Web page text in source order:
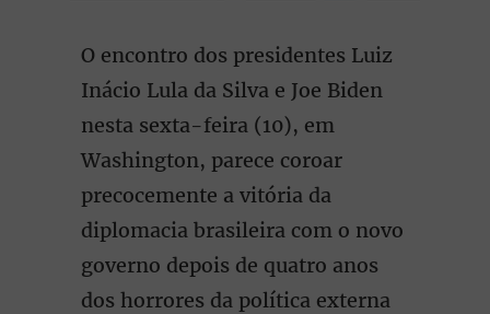
O encontro dos presidentes Luiz
Inácio Lula da Silva e Joe Biden
nesta sexta-feira (10), em
Washington, parece coroar
precocemente a vitória da
diplomacia brasileira com o novo
governo depois de quatro anos
dos horrores da política externa